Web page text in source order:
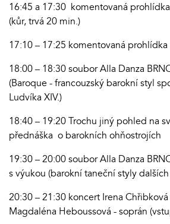
16:45 a 17:30 komentovaná
(kůr, trvá 20 min.)
17:10 – 17:25 komentovaná
18:00 – 18:30 soubor Alla Danza
(Baroque - francouzský barokní styl
Ludvíka XIV.)
18:40 – 19:20 Trochu jiný pohled na
přednáška o barokních ohňostrojích
19:30 – 20:00 soubor Alla Danza
s výukou (barokní taneční styly
20:30 – 21:30 koncert Irena
Magdaléna Heboussová - soprán